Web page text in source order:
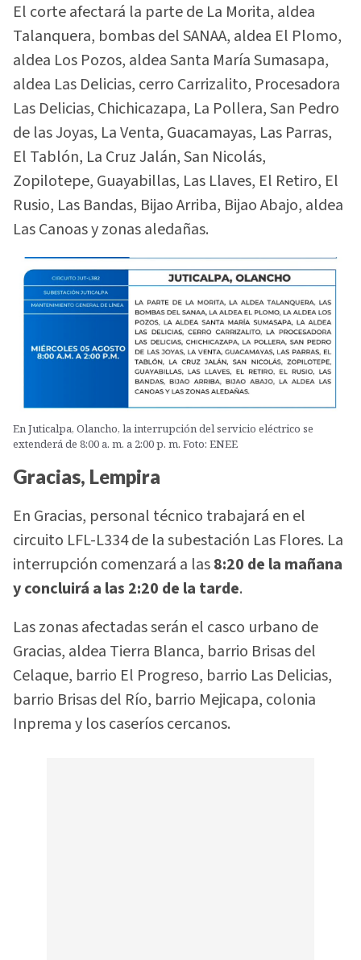
El corte afectará la parte de La Morita, aldea
Talanquera, bombas del SANAA, aldea El Plomo,
aldea Los Pozos, aldea Santa María Sumasapa,
aldea Las Delicias, cerro Carrizalito, Procesadora
Las Delicias, Chichicazapa, La Pollera, San Pedro
de las Joyas, La Venta, Guacamayas, Las Parras,
El Tablón, La Cruz Jalán, San Nicolás,
Zopilotepe, Guayabillas, Las Llaves, El Retiro, El
Rusio, Las Bandas, Bijao Arriba, Bijao Abajo, aldea
Las Canoas y zonas aledañas.
En Juticalpa, Olancho, la interrupción del servicio eléctrico se
extenderá de 8:00 a. m. a 2:00 p. m. Foto: ENEE
Gracias, Lempira
En Gracias, personal técnico trabajará en el
circuito LFL-L334 de la subestación Las Flores. La
interrupción comenzará a las8:20 de la mañana
y concluirá a las 2:20 de la tarde.
Las zonas afectadas serán el casco urbano de
Gracias, aldea Tierra Blanca, barrio Brisas del
Celaque, barrio El Progreso, barrio Las Delicias,
barrio Brisas del Río, barrio Mejicapa, colonia
Inprema y los caseríos cercanos.